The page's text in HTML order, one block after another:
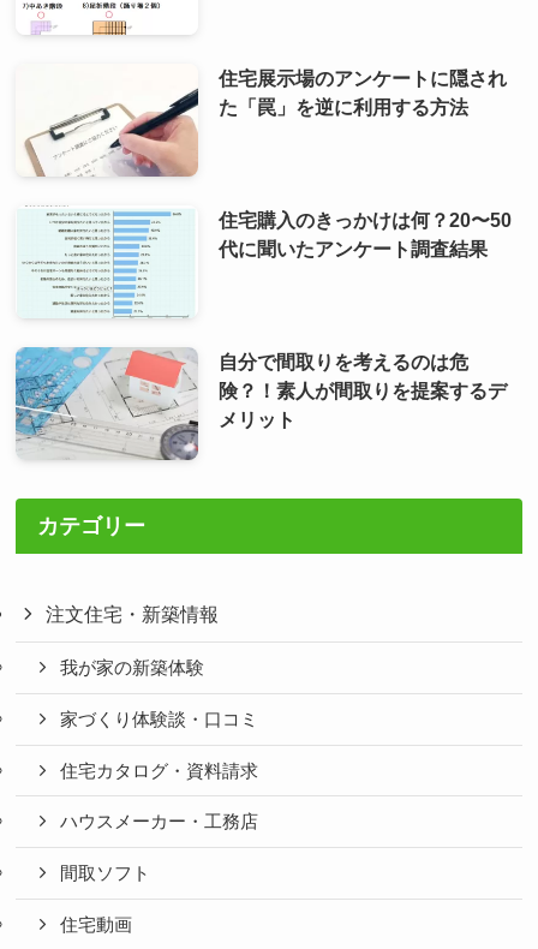
住宅展示場のアンケートに隠され
た「罠」を逆に利用する方法
住宅購入のきっかけは何？20〜50
代に聞いたアンケート調査結果
自分で間取りを考えるのは危
険？！素人が間取りを提案するデ
メリット
カテゴリー
注文住宅・新築情報
我が家の新築体験
家づくり体験談・口コミ
住宅カタログ・資料請求
ハウスメーカー・工務店
間取ソフト
住宅動画